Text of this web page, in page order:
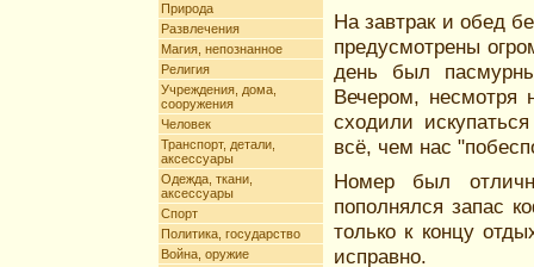
Природа
Развлечения
Магия, непознанное
Религия
Учреждения, дома,
сооружения
Человек
Транспорт, детали,
аксессуары
Одежда, ткани,
аксессуары
Спорт
Политика, государство
Война, оружие
На завтрак и обед
предусмотрены
день был
Вечером, несмотря
сходили
всё, чем нас
Номер был
пополнялся запас
только к концу
исправно.